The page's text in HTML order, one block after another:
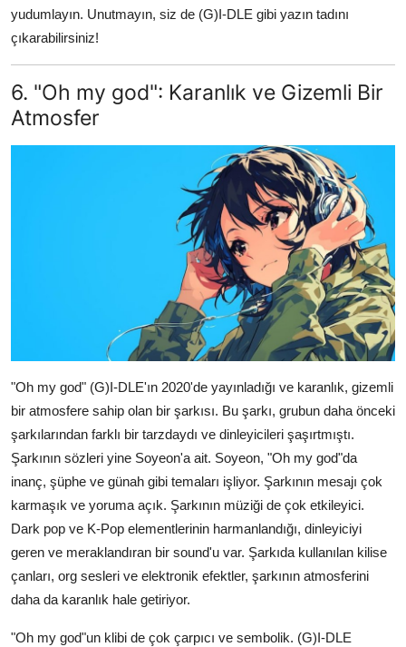
yudumlayın. Unutmayın, siz de (G)I-DLE gibi yazın tadını
çıkarabilirsiniz!
6. "Oh my god": Karanlık ve Gizemli Bir
Atmosfer
"Oh my god" (G)I-DLE'ın 2020'de yayınladığı ve karanlık, gizemli
bir atmosfere sahip olan bir şarkısı. Bu şarkı, grubun daha önceki
şarkılarından farklı bir tarzdaydı ve dinleyicileri şaşırtmıştı.
Şarkının sözleri yine Soyeon'a ait. Soyeon, "Oh my god"da
inanç, şüphe ve günah gibi temaları işliyor. Şarkının mesajı çok
karmaşık ve yoruma açık. Şarkının müziği de çok etkileyici.
Dark pop ve K-Pop elementlerinin harmanlandığı, dinleyiciyi
geren ve meraklandıran bir sound'u var. Şarkıda kullanılan kilise
çanları, org sesleri ve elektronik efektler, şarkının atmosferini
daha da karanlık hale getiriyor.
"Oh my god"un klibi de çok çarpıcı ve sembolik. (G)I-DLE